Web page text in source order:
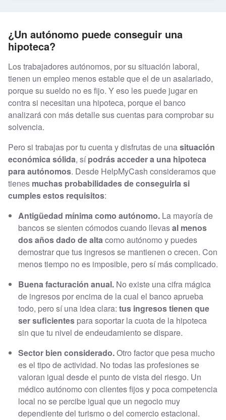
¿Un autónomo puede conseguir una
hipoteca?
Los trabajadores autónomos, por su situación laboral,
tienen un empleo menos estable que el de un asalariado,
porque su sueldo no es fijo. Y eso les puede jugar en
contra si necesitan una hipoteca, porque el banco
analizará con más detalle sus cuentas para comprobar su
solvencia.
Pero si trabajas por tu cuenta y disfrutas de unasituación
económica sólida, sípodrás acceder a una hipoteca
para autónomos. Desde HelpMyCash consideramos que
tienes muchas probabilidades de conseguirla si
cumples estos requisitos:
Antigüedad mínima como autónomo. La mayoría de
bancos se sienten cómodos cuando llevasal menos
dos años dado de altacomo autónomo y puedes
demostrar que tus ingresos se mantienen o crecen. Con
menos tiempo no es imposible, pero sí más complicado.
Buena facturación anual. No existe una cifra mágica
de ingresos por encima de la cual el banco aprueba
todo, pero sí una idea clara: tus ingresos tienen que
ser suficientes para soportar la cuota de la hipoteca
sin que tu nivel de endeudamiento se dispare.
Sector bien considerado.Otro factor que pesa mucho
es el tipo de actividad. No todas las profesiones se
valoran igual desde el punto de vista del riesgo. Un
médico autónomo con clientes fijos y poca competencia
local no se percibe igual que un negocio muy
dependiente del turismo o del comercio estacional.